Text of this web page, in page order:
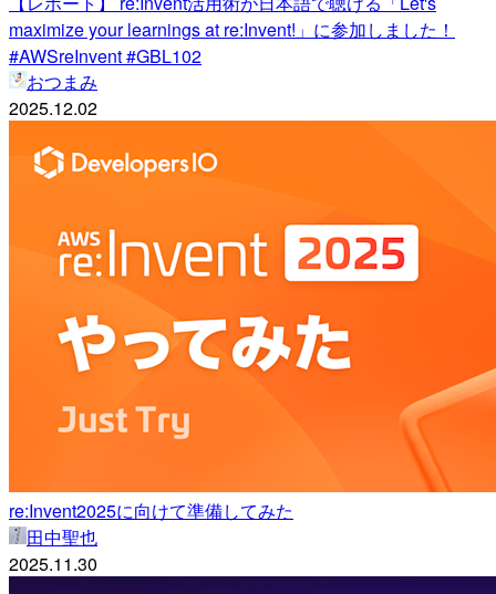
maximize your learnings at re:Invent!」に参加しました！
#AWSreInvent #GBL102
おつまみ
2025.12.02
re:Invent2025に向けて準備してみた
田中聖也
2025.11.30